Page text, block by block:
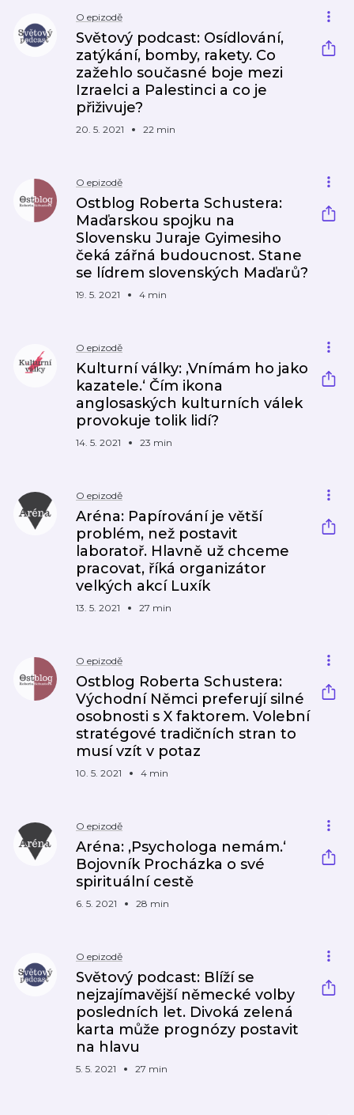
O epizodě
Světový podcast: Osídlování,
zatýkání, bomby, rakety. Co
zažehlo současné boje mezi
Izraelci a Palestinci a co je
přiživuje?
20. 5. 2021 22 min
O epizodě
Ostblog Roberta Schustera:
Maďarskou spojku na
Slovensku Juraje Gyimesiho
čeká zářná budoucnost. Stane
se lídrem slovenských Maďarů?
19. 5. 2021 4 min
O epizodě
Kulturní války: ‚Vnímám ho jako
kazatele.‘ Čím ikona
anglosaských kulturních válek
provokuje tolik lidí?
14. 5. 2021 23 min
O epizodě
Aréna: Papírování je větší
problém, než postavit
laboratoř. Hlavně už chceme
pracovat, říká organizátor
velkých akcí Luxík
13. 5. 2021 27 min
O epizodě
Ostblog Roberta Schustera:
Východní Němci preferují silné
osobnosti s X faktorem. Volební
stratégové tradičních stran to
musí vzít v potaz
10. 5. 2021 4 min
O epizodě
Aréna: ‚Psychologa nemám.‘
Bojovník Procházka o své
spirituální cestě
6. 5. 2021 28 min
O epizodě
Světový podcast: Blíží se
nejzajímavější německé volby
posledních let. Divoká zelená
karta může prognózy postavit
na hlavu
5. 5. 2021 27 min